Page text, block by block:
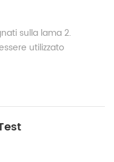
sulla lama 2.
utilizzato